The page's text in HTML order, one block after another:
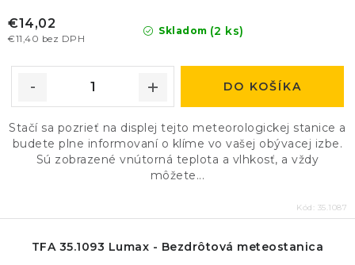
Skladom (2 ks)
€11,40 bez DPH
€14,02
DO KOŠÍKA
Stačí sa pozrieť na displej tejto meteorologickej stanice a
budete plne informovaní o klíme vo vašej obývacej izbe.
Sú zobrazené vnútorná teplota a vlhkosť, a vždy
môžete...
Kód: 35.1087
TFA 35.1093 Lumax - Bezdrôtová meteostanica